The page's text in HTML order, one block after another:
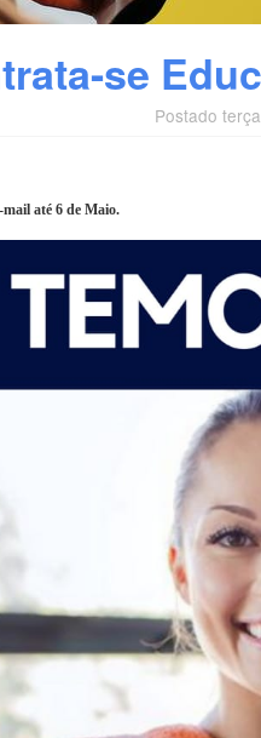
se
Postado
até 6 de Maio.